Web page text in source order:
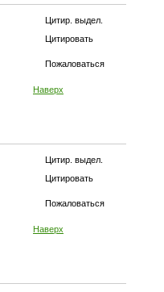
Цитир. выдел.
Цитировать
Пожаловаться
Наверх
Цитир. выдел.
Цитировать
Пожаловаться
Наверх